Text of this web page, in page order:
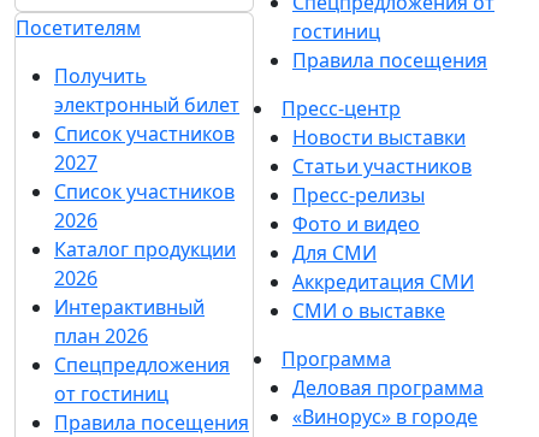
Посетителям
Получить
электронный билет
Список участников
2027
Список участников
2026
Каталог продукции
2026
Интерактивный
план 2026
Спецпредложения
от гостиниц
Правила посещения
гостиниц
Правила посещения
Пресс-центр
Новости выставки
Статьи участников
Пресс-релизы
Фото и видео
Для СМИ
Аккредитация СМИ
СМИ о выставке
Программа
Деловая программа
«Винорус» в городе